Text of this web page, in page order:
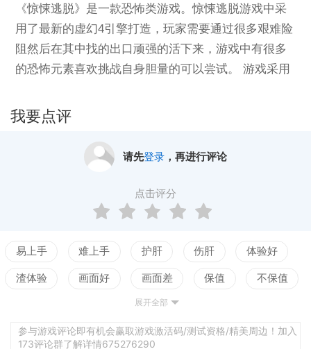
《惊悚逃脱》是一款恐怖类游戏。惊悚逃脱游戏中采
用了最新的虚幻4引擎打造，玩家需要通过很多艰难险
阻然后在其中找的出口顽强的活下来，游戏中有很多
的恐怖元素喜欢挑战自身胆量的可以尝试。 游戏采用
走，途中会遇到各种恐怖诡异的事情，忽然飞来的恐
及恐怖的骷髅都将玩家的神经紧紧的提在弦上。 在一
个荒芜的世界里你要克服自己内心的恐惧，还需要冷
静下来按照灵魂给你的指引，让你逃出这个迷宫。用
于挑战的小伙伴们快来体验！
我要点评
请先登录，再进行评论
点击评分
易上手 难上手 护肝 伤肝 体验好
渣体验 画面好 画面差 保值 不保值
测试
配乐佳 配乐差 强交互 弱交互
展开全部
参与游戏评论即有机会赢取游戏激活码/测试资格/精美周边！加入
173评论群了解详情675276290